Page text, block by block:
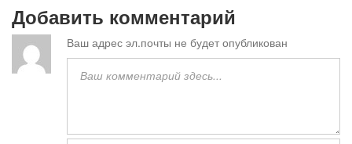
Добавить комментарий
Ваш адрес эл.почты не будет опубликован